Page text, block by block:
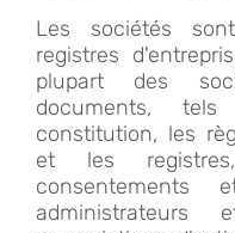
Les sociétés
registres
plupart des
documents,
constitution, les
et les
consentements